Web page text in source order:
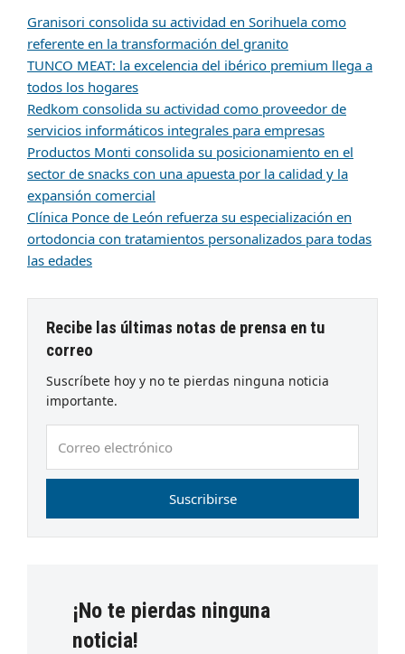
Granisori consolida su actividad en Sorihuela como
referente en la transformación del granito
TUNCO MEAT: la excelencia del ibérico premium llega a
todos los hogares
Redkom consolida su actividad como proveedor de
servicios informáticos integrales para empresas
Productos Monti consolida su posicionamiento en el
sector de snacks con una apuesta por la calidad y la
expansión comercial
Clínica Ponce de León refuerza su especialización en
ortodoncia con tratamientos personalizados para todas
las edades
Recibe las últimas notas de prensa en tu
correo
Suscríbete hoy y no te pierdas ninguna noticia
importante.
electrónico
Suscribirse
¡No te pierdas ninguna
noticia!